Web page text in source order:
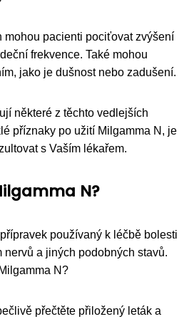
mohou pacienti pociťovat zvýšení
frekvence. Také mohou
jako je dušnost nebo zadušení.
některé z těchto vedlejších
příznaky po užití Milgamma N, je
s Vaším lékařem.
N?
používaný k léčbě bolesti
a jiných podobných stavů.
N?
přečtěte přiložený leták a